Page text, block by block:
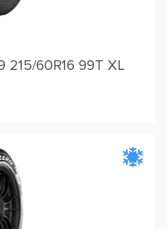
215/60R16 99T XL